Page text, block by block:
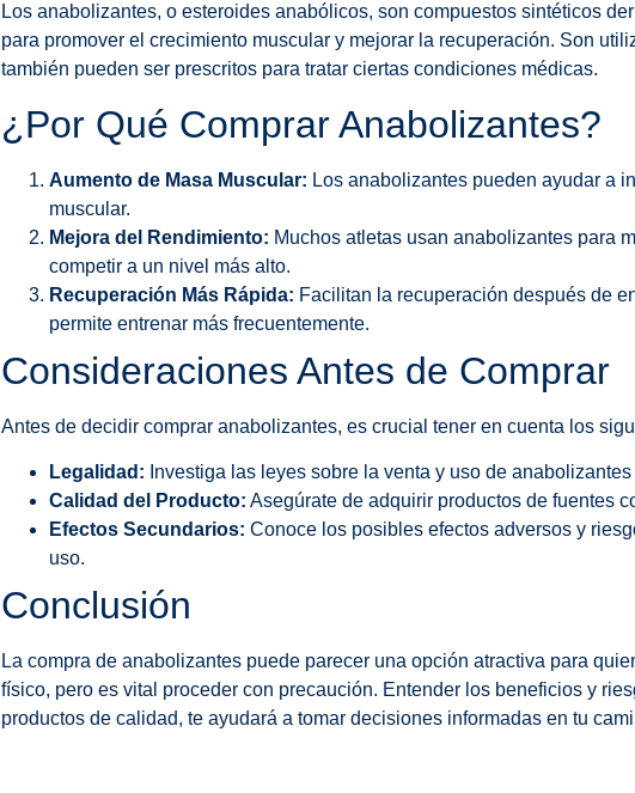
Los anabolizantes, o esteroides anabólicos, son compuestos sintéticos
para promover el crecimiento muscular y mejorar la recuperación. Son
también pueden ser prescritos para tratar ciertas condiciones médicas.
¿Por Qué Comprar Anabolizantes?
Aumento de Masa Muscular: Los anabolizantes pueden ayudar a
muscular.
Mejora del Rendimiento: Muchos atletas usan anabolizantes para
competir a un nivel más alto.
Recuperación Más Rápida: Facilitan la recuperación después de
permite entrenar más frecuentemente.
Consideraciones Antes de Comprar
Antes de decidir comprar anabolizantes, es crucial tener en cuenta los
Legalidad: Investiga las leyes sobre la venta y uso de
Calidad del Producto: Asegúrate de adquirir productos de fuentes
Efectos Secundarios: Conoce los posibles efectos adversos y
uso.
Conclusión
La compra de anabolizantes puede parecer una opción atractiva para
físico, pero es vital proceder con precaución. Entender los beneficios y
productos de calidad, te ayudará a tomar decisiones informadas en tu